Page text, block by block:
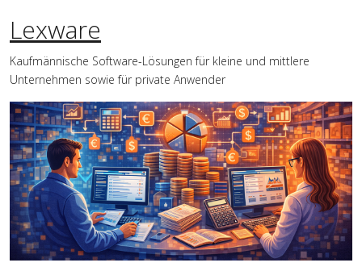
Lexware
Kaufmännische Software-Lösungen für kleine und mittlere
Unternehmen sowie für private Anwender